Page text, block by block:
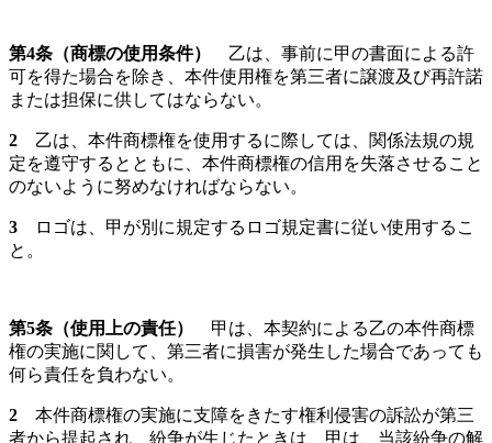
第4条（商標の使用条件） 乙は、事前に甲の書面による許
可を得た場合を除き、本件使用権を第三者に譲渡及び再許諾
または担保に供してはならない。
2
乙は、本件商標権を使用するに際しては、関係法規の規
定を遵守するとともに、本件商標権の信用を失落させること
のないように努めなければならない。
3
ロゴは、甲が別に規定するロゴ規定書に従い使用するこ
と。
第5条（使用上の責任） 甲は、本契約による乙の本件商標
権の実施に関して、第三者に損害が発生した場合であっても
何ら責任を負わない。
2
本件商標権の実施に支障をきたす権利侵害の訴訟が第三
者から提起され、紛争が生じたときは、甲は、当該紛争の解